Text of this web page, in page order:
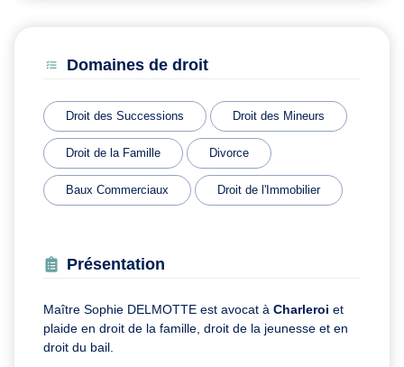
Domaines de droit
Droit des Successions Droit des Mineurs
Droit de la Famille Divorce
Baux Commerciaux Droit de l'Immobilier
Présentation
Maître Sophie DELMOTTE est avocat à Charleroi et
plaide en droit de la famille, droit de la jeunesse et en
droit du bail.